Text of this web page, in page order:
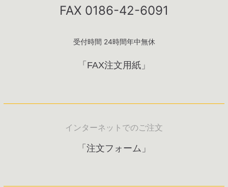
FAX 0186-42-6091
受付時間 24時間年中無休
「FAX注文用紙」
インターネットでのご注文
「注文フォーム」